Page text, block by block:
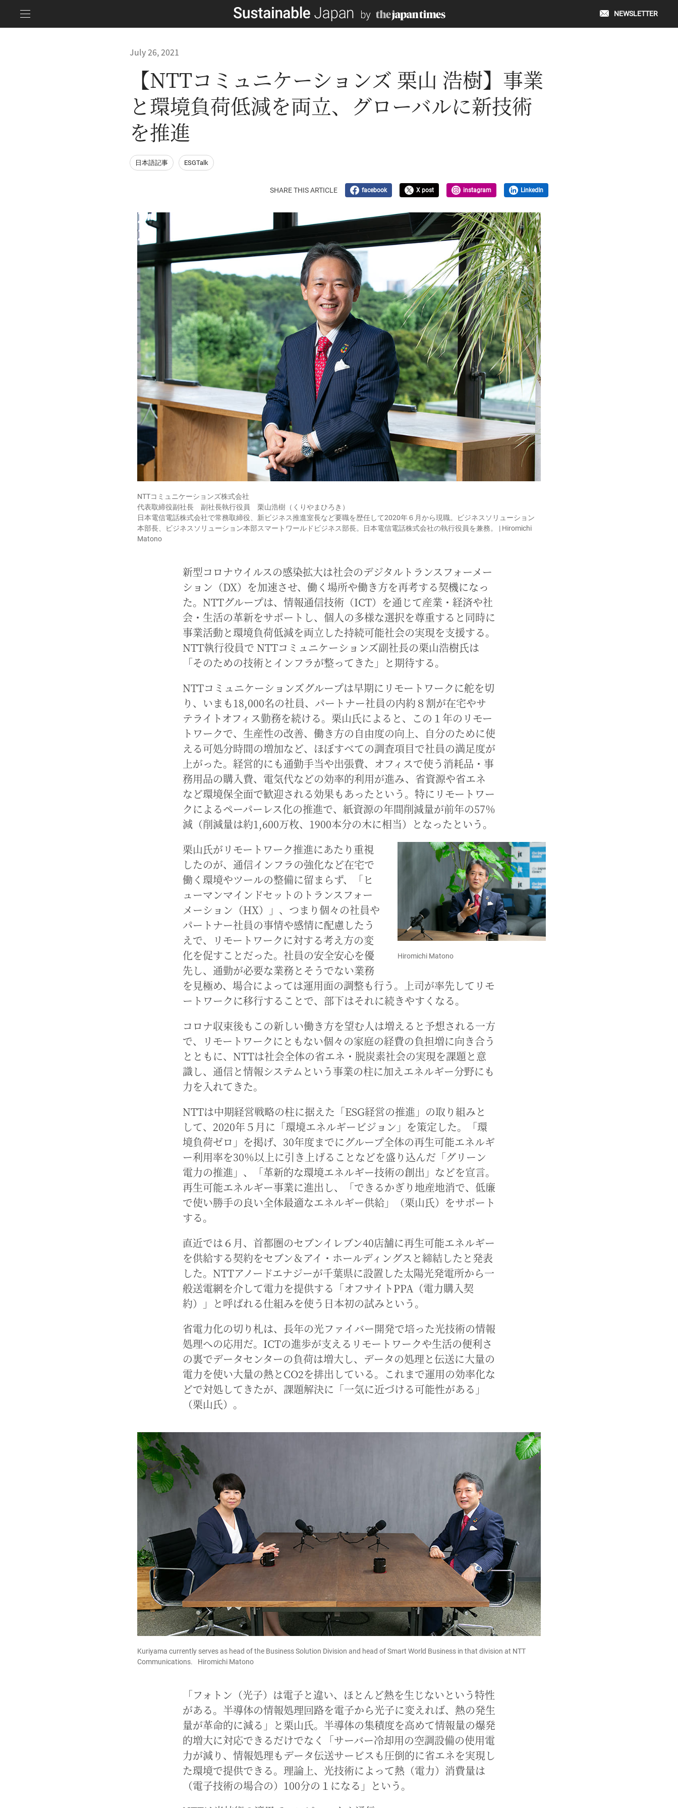
NEWSLETTER
July 26, 2021
【NTTコミュニケーションズ 栗山 浩樹】事業
と環境負荷低減を両立、グローバルに新技術
を推進
日本語記事 ESGTalk
SHARE THIS ARTICLE facebook X post instagram LinkedIn
NTTコミュニケーションズ株式会社
代表取締役副社長 副社長執行役員 栗山浩樹（くりやまひろき）
日本電信電話株式会社で常務取締役、新ビジネス推進室長など要職を歴任して2020年６月から現職。ビジネスソリューション
本部長、ビジネスソリューション本部スマートワールドビジネス部長。日本電信電話株式会社の執行役員を兼務。 | Hiromichi
Matono
新型コロナウイルスの感染拡大は社会のデジタルトランスフォーメー
ション（DX）を加速させ、働く場所や働き方を再考する契機になっ
た。NTTグループは、情報通信技術（ICT）を通じて産業・経済や社
会・生活の革新をサポートし、個人の多様な選択を尊重すると同時に
事業活動と環境負荷低減を両立した持続可能社会の実現を支援する。
NTT執行役員で NTTコミュニケーションズ副社長の栗山浩樹氏は
「そのための技術とインフラが整ってきた」と期待する。
NTTコミュニケーションズグループは早期にリモートワークに舵を切
り、いまも18,000名の社員、パートナー社員の内約８割が在宅やサ
テライトオフィス勤務を続ける。栗山氏によると、この１年のリモー
トワークで、生産性の改善、働き方の自由度の向上、自分のために使
える可処分時間の増加など、ほぼすべての調査項目で社員の満足度が
上がった。経営的にも通勤手当や出張費、オフィスで使う消耗品・事
務用品の購入費、電気代などの効率的利用が進み、省資源や省エネ
など環境保全面で歓迎される効果もあったという。特にリモートワー
クによるペーパーレス化の推進で、紙資源の年間削減量が前年の57％
減（削減量は約1,600万枚、1900本分の木に相当）となったという。
Hiromichi Matono
栗山氏がリモートワーク推進にあたり重視
したのが、通信インフラの強化など在宅で
働く環境やツールの整備に留まらず、「ヒ
ューマンマインドセットのトランスフォー
メーション（HX）」、つまり個々の社員や
パートナー社員の事情や感情に配慮したう
えで、リモートワークに対する考え方の変
化を促すことだった。社員の安全安心を優
先し、通勤が必要な業務とそうでない業務
を見極め、場合によっては運用面の調整も行う。上司が率先してリモ
ートワークに移行することで、部下はそれに続きやすくなる。
コロナ収束後もこの新しい働き方を望む人は増えると予想される一方
で、リモートワークにともない個々の家庭の経費の負担増に向き合う
とともに、NTTは社会全体の省エネ・脱炭素社会の実現を課題と意
識し、通信と情報システムという事業の柱に加えエネルギー分野にも
力を入れてきた。
NTTは中期経営戦略の柱に据えた「ESG経営の推進」の取り組みと
して、2020年５月に「環境エネルギービジョン」を策定した。「環
境負荷ゼロ」を掲げ、30年度までにグループ全体の再生可能エネルギ
ー利用率を30％以上に引き上げることなどを盛り込んだ「グリーン
電力の推進」、「革新的な環境エネルギー技術の創出」などを宣言。
再生可能エネルギー事業に進出し、「できるかぎり地産地消で、低廉
で使い勝手の良い全体最適なエネルギー供給」（栗山氏）をサポート
する。
直近では６月、首都圏のセブンイレブン40店舗に再生可能エネルギー
を供給する契約をセブン＆アイ・ホールディングスと締結したと発表
した。NTTアノードエナジーが千葉県に設置した太陽光発電所から一
般送電網を介して電力を提供する「オフサイトPPA（電力購入契
約）」と呼ばれる仕組みを使う日本初の試みという。
省電力化の切り札は、長年の光ファイバー開発で培った光技術の情報
処理への応用だ。ICTの進歩が支えるリモートワークや生活の便利さ
の裏でデータセンターの負荷は増大し、データの処理と伝送に大量の
電力を使い大量の熱とCO2を排出している。これまで運用の効率化な
どで対処してきたが、課題解決に「一気に近づける可能性がある」
（栗山氏）。
Kuriyama currently serves as head of the Business Solution Division and head of Smart World Business in that division at NTT
Communications. Hiromichi Matono
「フォトン（光子）は電子と違い、ほとんど熱を生じないという特性
がある。半導体の情報処理回路を電子から光子に変えれば、熱の発生
量が革命的に減る」と栗山氏。半導体の集積度を高めて情報量の爆発
的増大に対応できるだけでなく「サーバー冷却用の空調設備の使用電
力が減り、情報処理もデータ伝送サービスも圧倒的に省エネを実現し
た環境で提供できる。理論上、光技術によって熱（電力）消費量は
（電子技術の場合の）100分の１になる」という。